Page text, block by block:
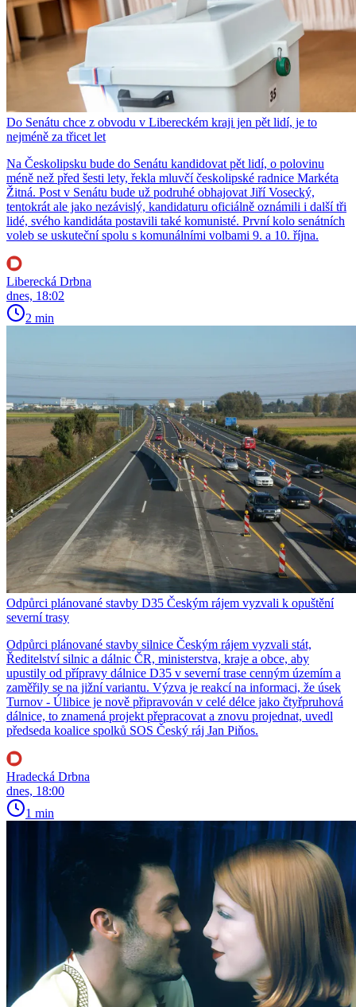
Do Senátu chce z obvodu v Libereckém kraji jen pět lidí, je to
nejméně za třicet let
Na Českolipsku bude do Senátu kandidovat pět lidí, o polovinu
méně než před šesti lety, řekla mluvčí českolipské radnice Markéta
Žitná. Post v Senátu bude už podruhé obhajovat Jiří Vosecký,
tentokrát ale jako nezávislý, kandidaturu oficiálně oznámili i další tři
lidé, svého kandidáta postavili také komunisté. První kolo senátních
voleb se uskuteční spolu s komunálními volbami 9. a 10. října.
Liberecká Drbna
dnes, 18:02
2 min
Odpůrci plánované stavby D35 Českým rájem vyzvali k opuštění
severní trasy
Odpůrci plánované stavby silnice Českým rájem vyzvali stát,
Ředitelství silnic a dálnic ČR, ministerstva, kraje a obce, aby
upustily od přípravy dálnice D35 v severní trase cenným územím a
zaměřily se na jižní variantu. Výzva je reakcí na informaci, že úsek
Turnov - Úlibice je nově připravován v celé délce jako čtyřpruhová
dálnice, to znamená projekt přepracovat a znovu projednat, uvedl
předseda koalice spolků SOS Český ráj Jan Piňos.
Hradecká Drbna
dnes, 18:00
1 min